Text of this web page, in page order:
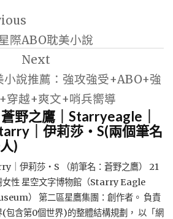
際ABO耽美小說
Next
小說推薦：強攻強受+ABO+強
穿越+爽文+哨兵嚮導
蒼野之鷹｜Starryeagle｜
｜伊莉莎・S(兩個筆名
)
｜伊莉莎・S （前筆名：蒼野之鷹） 21
女性 星空文字博物館（Starry Eagle
） 第二區星鷹集團：創作者。 負責
(包含第0個世界)的整體結構規劃， 以「網